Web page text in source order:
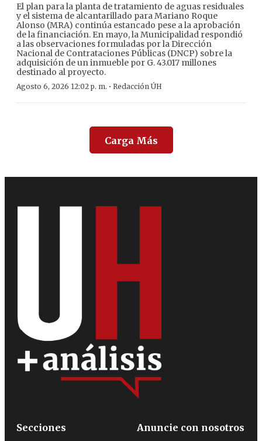
El plan para la planta de tratamiento de aguas residuales
y el sistema de alcantarillado para Mariano Roque
Alonso (MRA) continúa estancado pese a la aprobación
de la financiación. En mayo, la Municipalidad respondió
a las observaciones formuladas por la Dirección
Nacional de Contrataciones Públicas (DNCP) sobre la
adquisición de un inmueble por G. 43.017 millones
destinado al proyecto.
Agosto 6, 2026 12:02 p. m. · Redacción ÚH
Carga Más
Secciones
Anuncie con nosotros